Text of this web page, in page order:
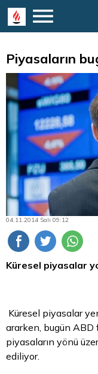
Piyasaların
04.11.2014 Salı 09:12
Küresel piyasalar
Küresel piyasalar
ararken, bugün
piyasaların yönü
ediliyor.